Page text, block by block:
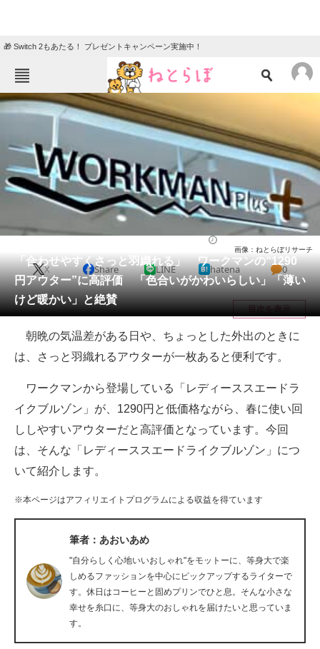
🎁 Switch 2もあたる！ プレゼントキャンペーン実施中！
ねとらぼメニュー
ニュース
エンタメ クイズ
グルメ 地域
教育・育児
動物
会員記事
メディア
注目記事を集めた総合ページ
ITの今と未来を見通す
スマホと通信の最新トレンド
進化するPCとデバイスの未来
ビジネスと働き方のヒント
AI活用のいまが分かる
企業ITのトレンドを詳説
経営リーダーのコミュニティ
マーケ×ITの今がよく分かる
ITエンジニア向け専門サイト
「合わせやすくさっと羽織れる」 ワークマンの“1290
円アウター”に高評価 「色合いがかわいらしい」「薄い
けど暖かい」と絶賛
画像：ねとらぼリサーチ
X Share LINE hatena 0
目次を表示
朝晩の気温差がある日や、ちょっとした外出のときに
は、さっと羽織れるアウターが一枚あると便利です。
ワークマンから登場している「レディーススエードラ
イクブルゾン」が、1290円と低価格ながら、春に使い回
ししやすいアウターだと高評価となっています。今回
は、そんな「レディーススエードライクブルゾン」につ
いて紹介します。
※本ページはアフィリエイトプログラムによる収益を得ています
筆者：あおいあめ
"自分らしく心地いいおしゃれ"をモットーに、等身大で楽
しめるファッションを中心にピックアップするライターで
す。休日はコーヒーと固めプリンでひと息。そんな小さな
幸せを糸口に、等身大のおしゃれを届けたいと思っていま
す。